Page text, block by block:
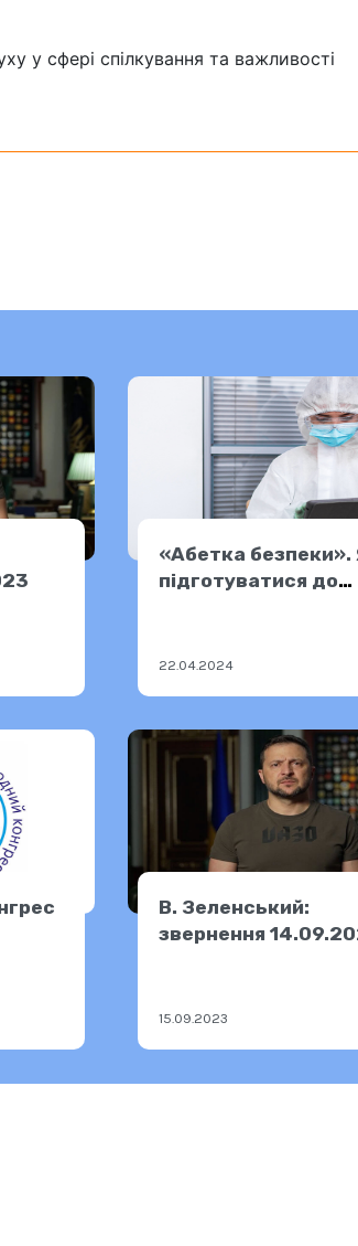
у сфері спілкування та важливості
«Абетка безпеки».
підготуватися до
22.04.2024
В. Зеленський:
звернення
15.09.2023